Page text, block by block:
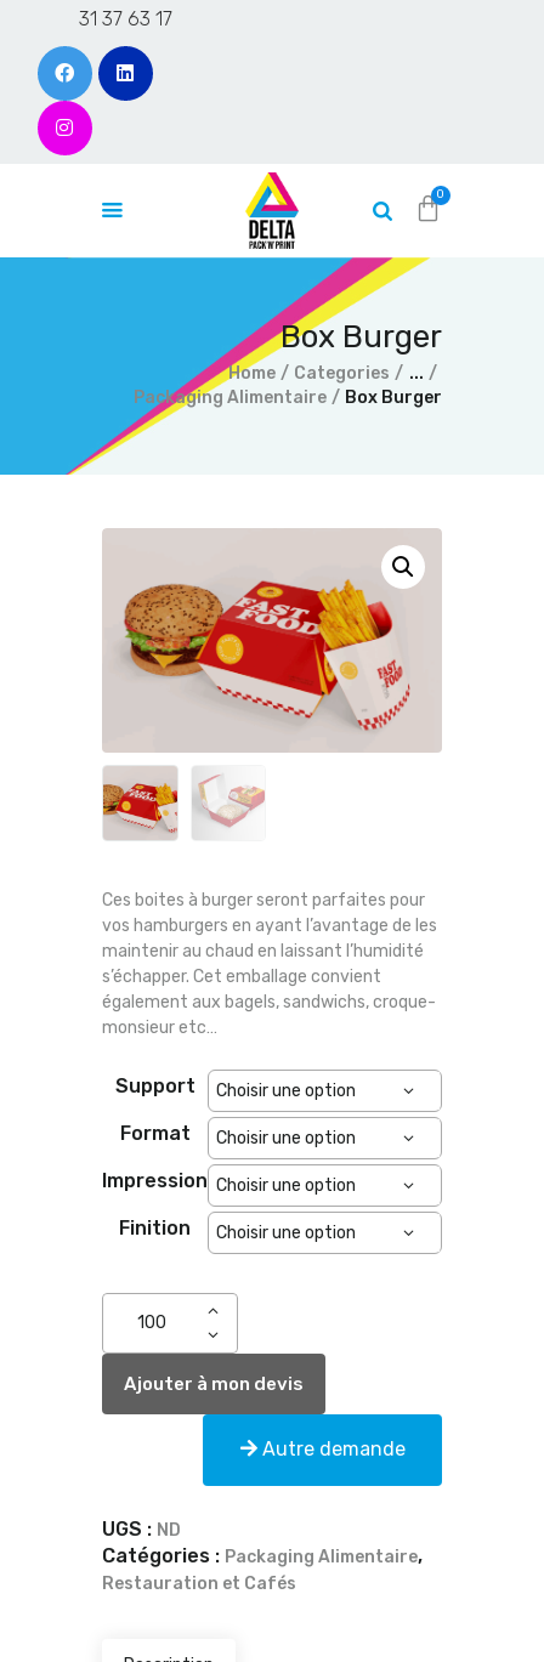
31 37 63 17
Box Burger
Home Categories
...
Packaging Alimentaire
Box Burger
Accueil
Devis en ligne
Blog
Ces boites à burger seront parfaites pour
vos hamburgers en ayant l’avantage de les
maintenir au chaud en laissant l’humidité
s’échapper. Cet emballage convient
également aux bagels, sandwichs, croque-
monsieur etc…
Support
Format
Impression
Finition
Ajouter à mon devis
Autre demande
UGS : ND
Catégories : Packaging Alimentaire,
Restauration et Cafés